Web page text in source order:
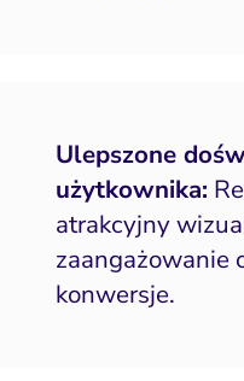
Ulepszone
użytkownika:
atrakcyjny
zaangażowanie
konwersje.